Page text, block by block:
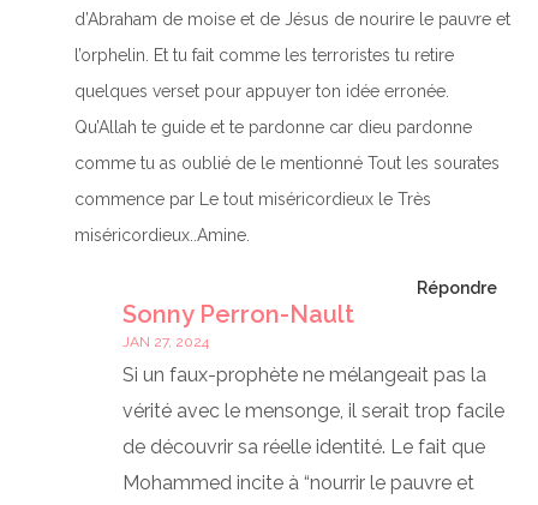
d’Abraham de moise et de Jésus de nourire le pauvre et
l’orphelin. Et tu fait comme les terroristes tu retire
quelques verset pour appuyer ton idée erronée.
Qu’Allah te guide et te pardonne car dieu pardonne
comme tu as oublié de le mentionné Tout les sourates
commence par Le tout miséricordieux le Très
miséricordieux..Amine.
Répondre
Sonny Perron-Nault
JAN 27, 2024
Si un faux-prophète ne mélangeait pas la
vérité avec le mensonge, il serait trop facile
de découvrir sa réelle identité. Le fait que
Mohammed incite à “nourrir le pauvre et